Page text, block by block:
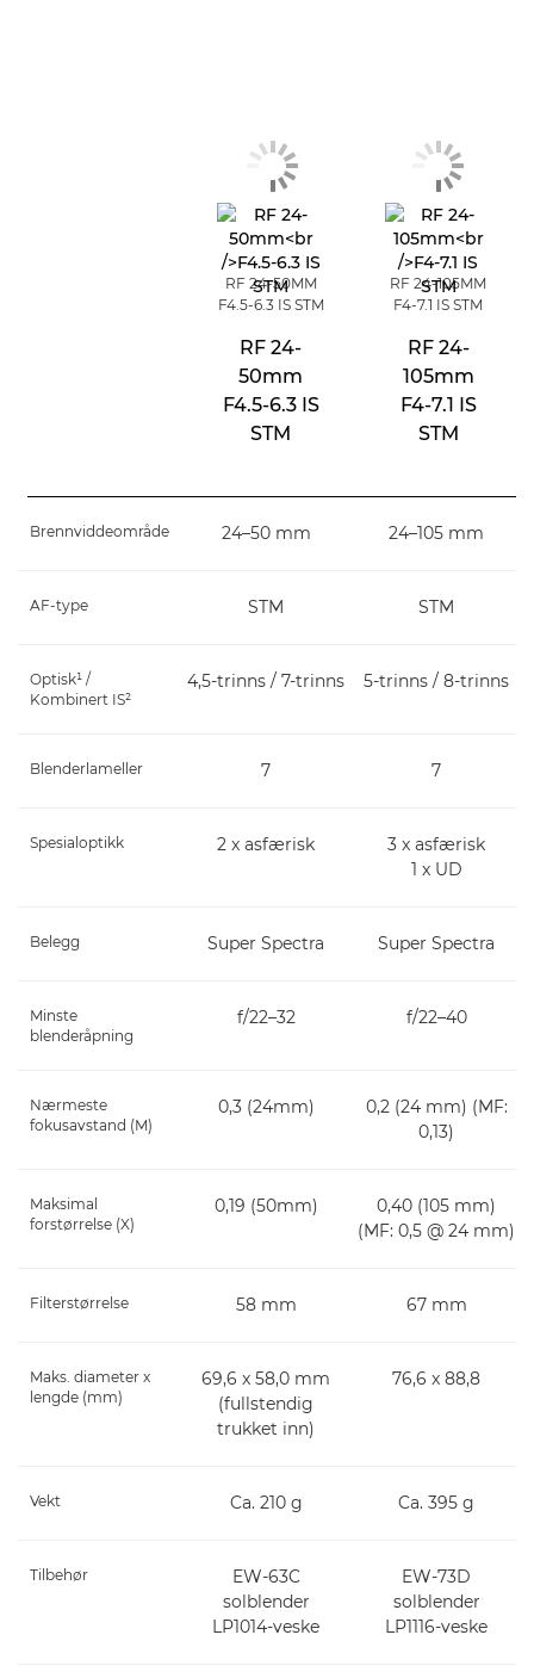
RF 24-50MM
F4.5-6.3 IS STM
RF 24-
50mm
F4.5-6.3 IS
STM
RF 24-105MM
F4-7.1 IS STM
RF 24-
105mm
F4-7.1 IS
STM
Brennviddeområde 24–50 mm 24–105 mm
AF-type STM STM
Optisk¹ /
Kombinert IS²
4,5-trinns / 7-trinns 5-trinns / 8-trinns
Blenderlameller 7 7
Spesialoptikk 2 x asfærisk
3 x asfærisk
1 x UD
Belegg Super Spectra Super Spectra
Minste
blenderåpning
f/22–32 f/22–40
Nærmeste
fokusavstand (M)
0,3 (24mm)
0,2 (24 mm) (MF:
0,13)
Maksimal
forstørrelse (X)
0,19 (50mm)
0,40 (105 mm)
(MF: 0,5 @ 24 mm)
Filterstørrelse 58 mm 67 mm
Maks. diameter x
lengde (mm)
69,6 x 58,0 mm
(fullstendig
trukket inn)
76,6 x 88,8
Vekt Ca. 210 g Ca. 395 g
Tilbehør
EW-63C
solblender
LP1014-veske
EW-73D
solblender
LP1116-veske